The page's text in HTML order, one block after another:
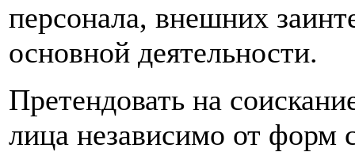
персонала, внешних
основной деятельности.
Претендовать на
лица независимо от форм